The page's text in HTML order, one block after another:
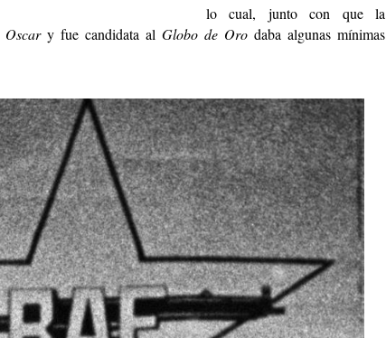
lo cual, junto con que la
Oscary fue candidata al Globo de Oro daba algunas mínimas